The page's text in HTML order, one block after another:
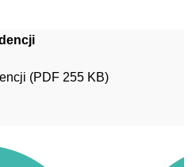
(PDF 255 KB)